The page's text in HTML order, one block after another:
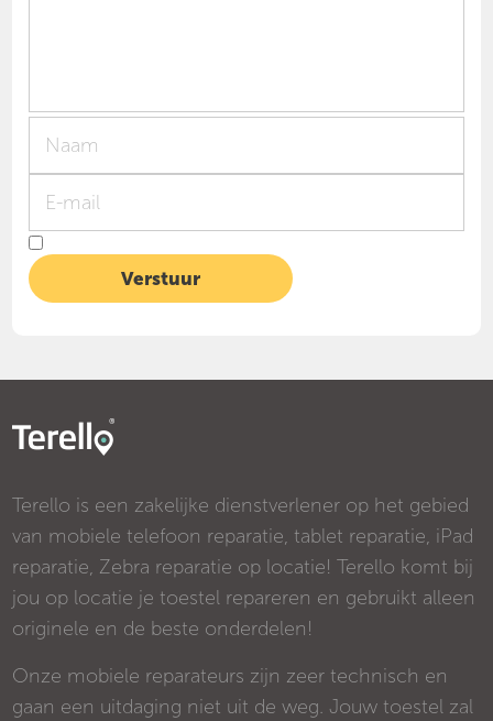
Terello is een zakelijke dienstverlener op het gebied
van mobiele telefoon reparatie, tablet reparatie, iPad
reparatie, Zebra reparatie op locatie! Terello komt bij
jou op locatie je toestel repareren en gebruikt alleen
originele en de beste onderdelen!
Onze mobiele reparateurs zijn zeer technisch en
gaan een uitdaging niet uit de weg. Jouw toestel zal